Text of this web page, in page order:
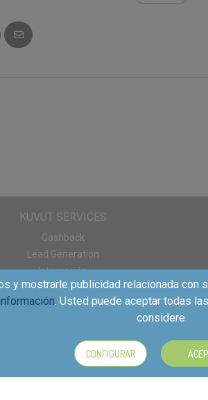
? ¿Habéis
en su página? *
KUVUT SERVICES
Cashback
Lead Generation
Integración
Panel de consumo
Descargas App
mostrarle publicidad relacionada
. Usted puede aceptar todas
considere.
CONFIGURAR